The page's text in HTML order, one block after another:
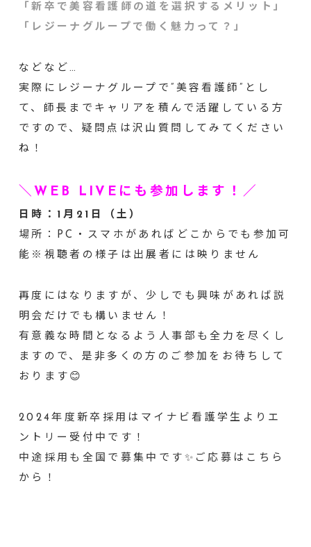
「新卒で美容看護師の道を選択するメリット」
「レジーナグループで働く魅力って？」
などなど…
実際にレジーナグループで”美容看護師”とし
て、師長までキャリアを積んで活躍している方
ですので、疑問点は沢山質問してみてください
ね！
＼WEB LIVEにも参加します！／
日時：1月21日（土）
場所：PC・スマホがあればどこからでも参加可
能※視聴者の様子は出展者には映りません
再度にはなりますが、少しでも興味があれば説
明会だけでも構いません！
有意義な時間となるよう人事部も全力を尽くし
ますので、是非多くの方のご参加をお待ちして
おります😊
2024年度新卒採用はマイナビ看護学生よりエ
ントリー受付中です！
中途採用も全国で募集中です✨ご応募はこちら
から！